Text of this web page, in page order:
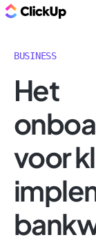
BUSINESS
Het
voor